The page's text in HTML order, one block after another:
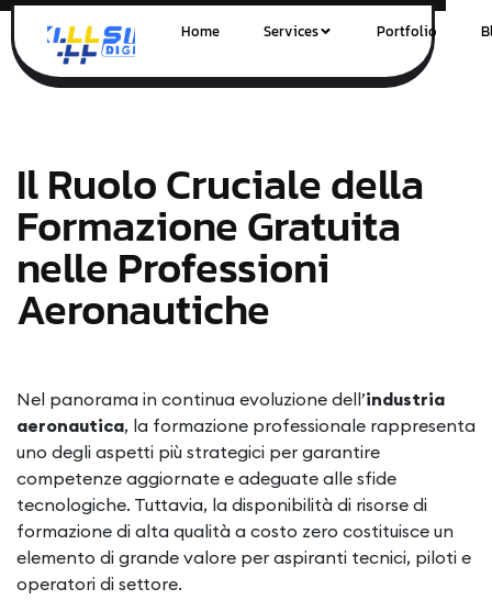
Home Services Portfolio
Il Ruolo Cruciale della
Formazione Gratuita
nelle Professioni
Aeronautiche
Nel panorama in continua evoluzione dell’industria
aeronautica, la formazione professionale rappresenta
uno degli aspetti più strategici per garantire
competenze aggiornate e adeguate alle sfide
tecnologiche. Tuttavia, la disponibilità di risorse di
formazione di alta qualità a costo zero costituisce un
elemento di grande valore per aspiranti tecnici, piloti e
operatori di settore.